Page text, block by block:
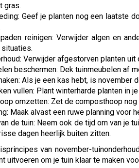
gras.
Geef je planten nog een laatste
reinigen: Verwijder algen en
Verwijder afgestorven planten
beschermen: Dek tuinmeubelen af
Als je een kas hebt, is
vullen: Plant winterharde planten in
omzetten: Zet de composthoop
Maak alvast een ruwe planning voor
de tuin: Neem ook de tijd om van je
dagen heerlijk buiten zitten.
van november-
uitvoeren om je tuin klaar te maken